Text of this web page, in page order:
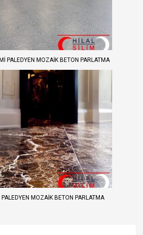
PALEDYEN MOZAIK BETON PARLATMA
MOZAIK BETON PARLATMA